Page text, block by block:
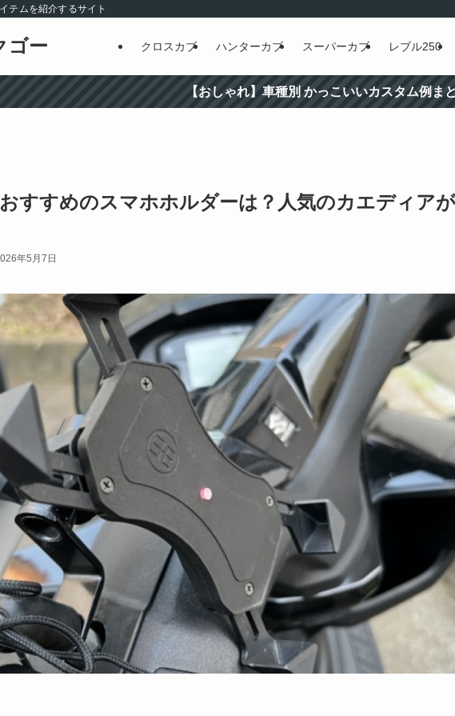
テムを紹介するサイト
ゴー クロスカブ ハンターカブ スーパーカブ レブル250
【おしゃれ】車種別 かっこいいカスタム例ま
おすすめのスマホホルダーは？人気のカエディア
年5月7日